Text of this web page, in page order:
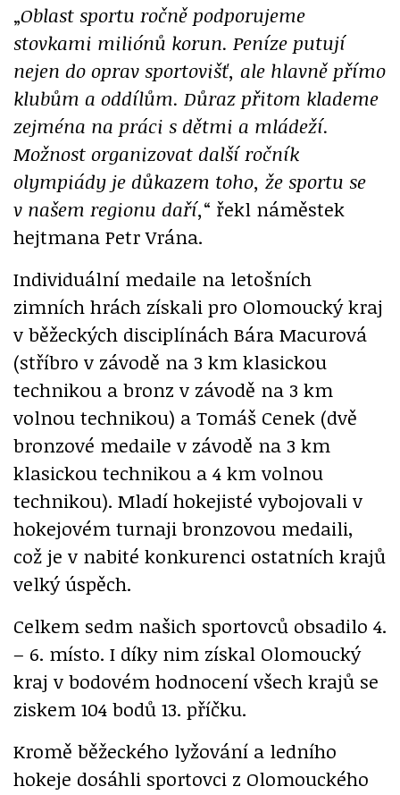
„Oblast sportu ročně podporujeme
stovkami miliónů korun. Peníze putují
nejen do oprav sportovišť, ale hlavně přímo
klubům a oddílům. Důraz přitom klademe
zejména na práci s dětmi a mládeží.
Možnost organizovat další ročník
olympiády je důkazem toho, že sportu se
v našem regionu daří,“ řekl náměstek
hejtmana Petr Vrána.
Individuální medaile na letošních
zimních hrách získali pro Olomoucký kraj
v běžeckých disciplínách Bára Macurová
(stříbro v závodě na 3 km klasickou
technikou a bronz v závodě na 3 km
volnou technikou) a Tomáš Cenek (dvě
bronzové medaile v závodě na 3 km
klasickou technikou a 4 km volnou
technikou). Mladí hokejisté vybojovali v
hokejovém turnaji bronzovou medaili,
což je v nabité konkurenci ostatních krajů
velký úspěch.
Celkem sedm našich sportovců obsadilo 4.
– 6. místo. I díky nim získal Olomoucký
kraj v bodovém hodnocení všech krajů se
ziskem 104 bodů 13. příčku.
Kromě běžeckého lyžování a ledního
hokeje dosáhli sportovci z Olomouckého